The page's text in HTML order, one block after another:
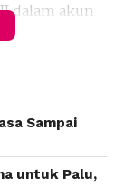
dalam akun
Sampai
untuk Palu,